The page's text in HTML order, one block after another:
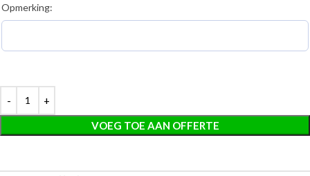
Opmerking:
VOEG TOE AAN OFFERTE